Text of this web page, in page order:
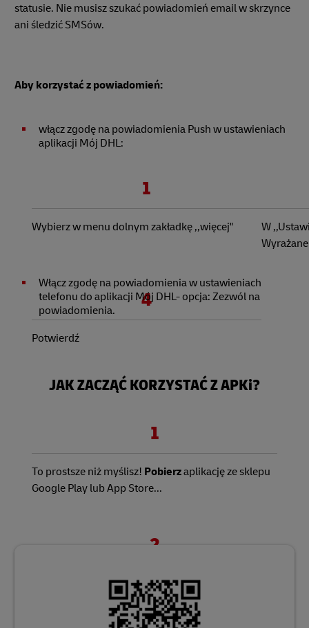
statusie. Nie musisz szukać powiadomień email w skrzynce
ani śledzić SMSów.
Aby korzystać z powiadomień:
włącz zgodę na powiadomienia Push w ustawieniach
aplikacji Mój DHL:
1
Wybierz w menu dolnym zakładkę ,,więcej"
W
4
Potwierdź
Włącz zgodę na powiadomienia w ustawieniach
telefonu do aplikacji Mój DHL- opcja: Zezwól na
powiadomienia.
JAK ZACZĄĆ KORZYSTAĆ Z APKi?
1
To prostsze niż myślisz! Pobierzaplikację ze sklepu
Google Play lub App Store...
2
...i podaj numer telefonu.Ciesz się wygodną